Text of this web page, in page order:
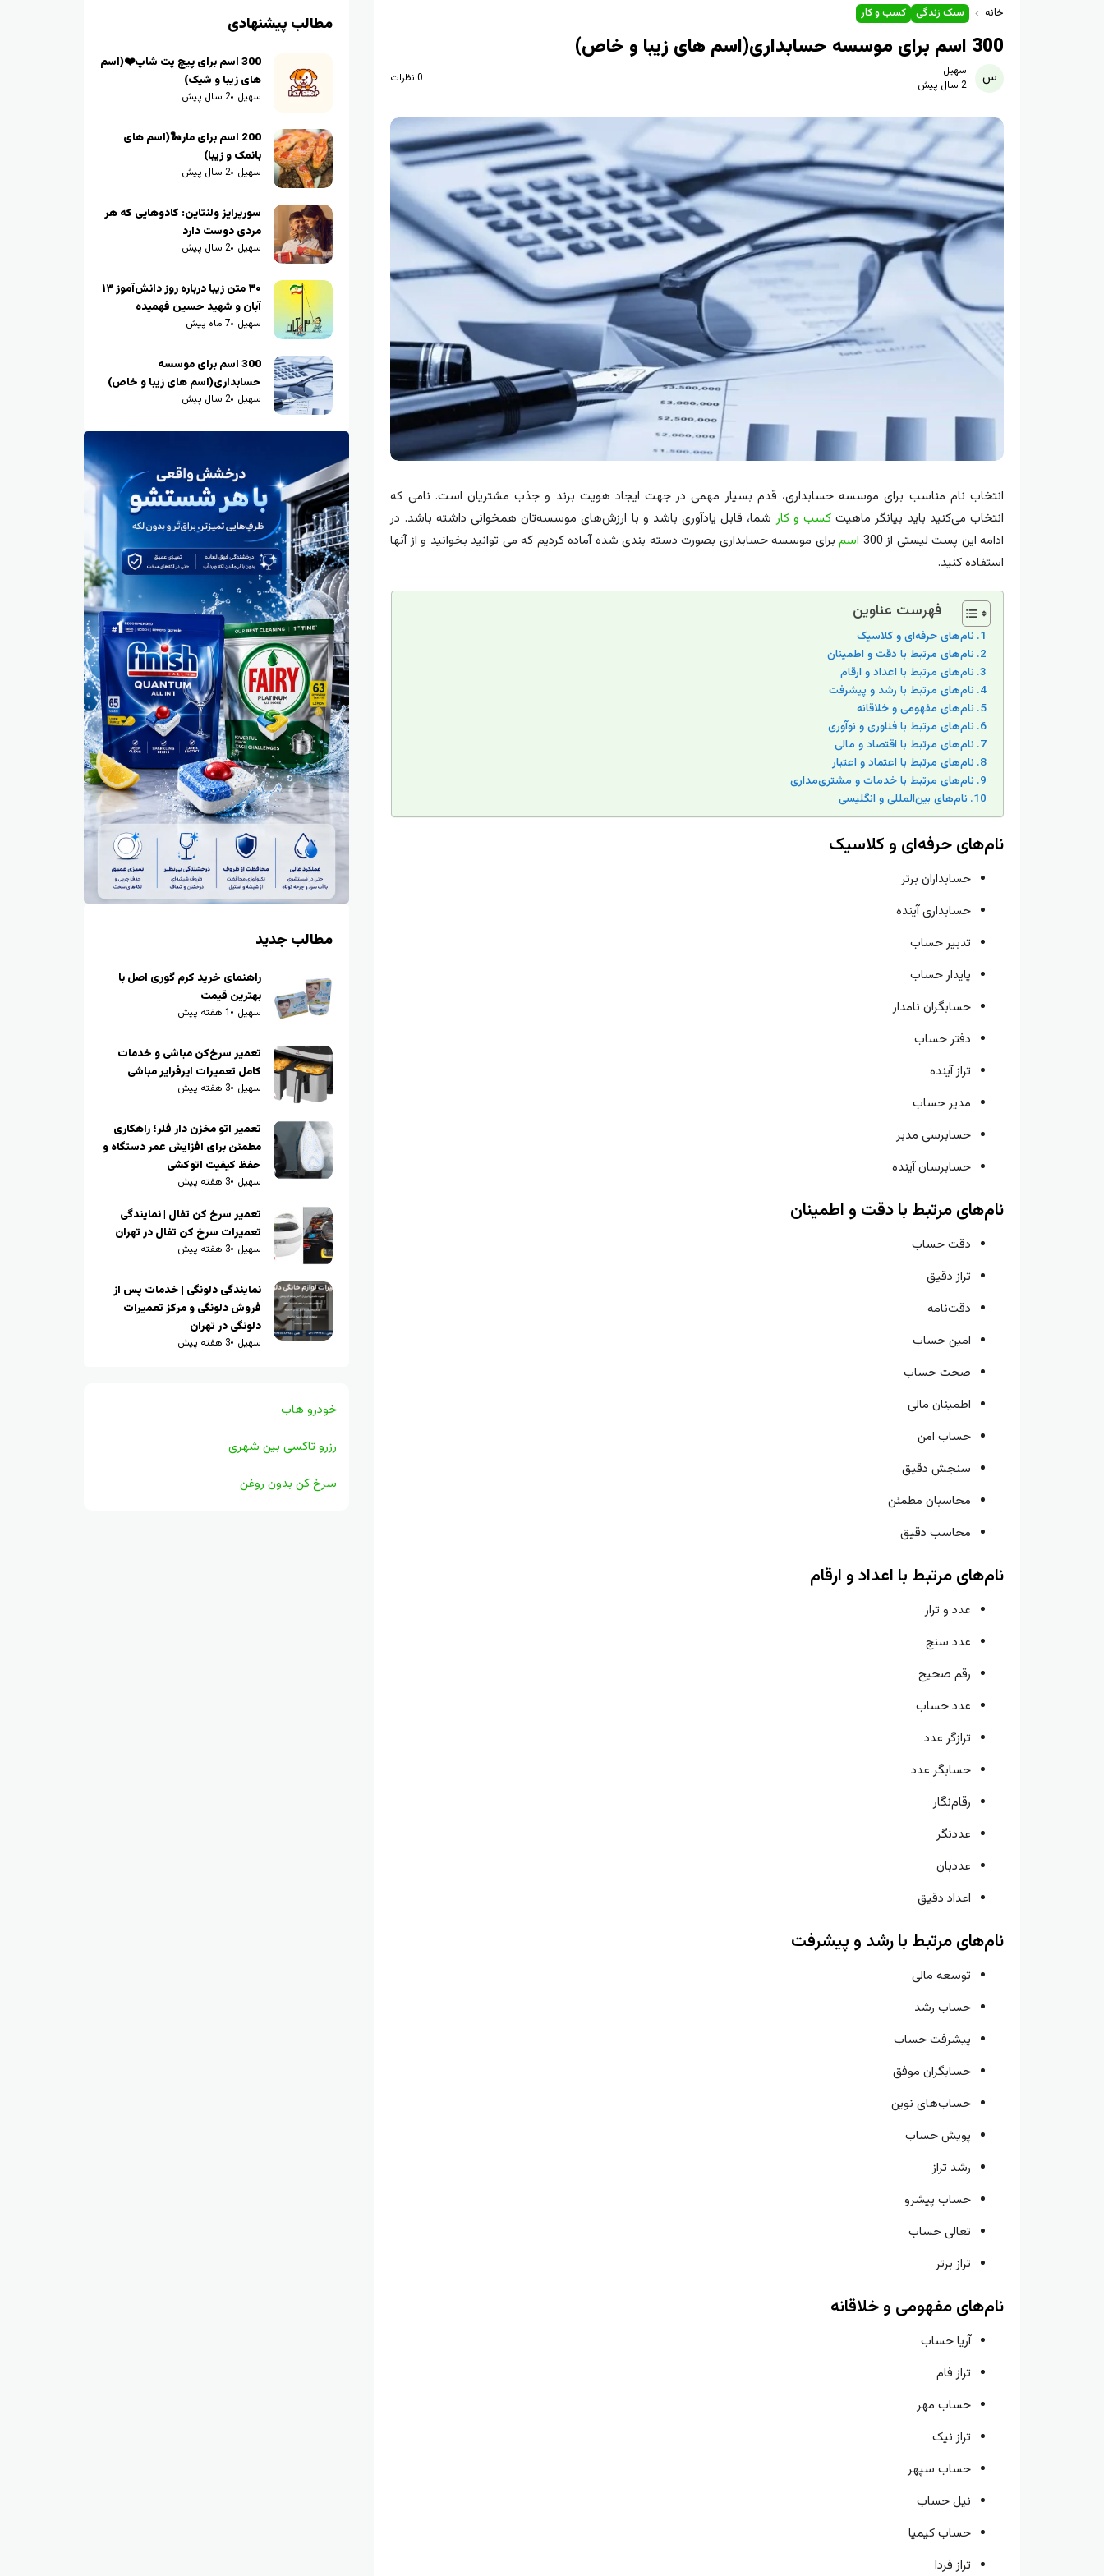
خانه سبک زندگی کسب و کار
300 اسم برای موسسه حسابداری(اسم های زیبا و خاص)
سهیل
2 سال پیش
0 نظرات
انتخاب نام مناسب برای موسسه حسابداری، قدم بسیار مهمی در جهت ایجاد هویت برند و جذب مشتریان است. نامی که
انتخاب می‌کنید باید بیانگر ماهیت کسب‌ و کارشما، قابل یادآوری باشد و با ارزش‌های موسسه‌تان همخوانی داشته باشد. در
ادامه این پست لیستی از 300
اسمبرای موسسه حسابداری بصورت دسته بندی شده آماده کردیم که می توانید بخوانید و از آنها
استفاده کنید.
فهرست عناوین
نام‌های حرفه‌ای و کلاسیک
نام‌های مرتبط با دقت و اطمینان
نام‌های مرتبط با اعداد و ارقام
نام‌های مرتبط با رشد و پیشرفت
نام‌های مفهومی و خلاقانه
نام‌های مرتبط با فناوری و نوآوری
نام‌های مرتبط با اقتصاد و مالی
نام‌های مرتبط با اعتماد و اعتبار
نام‌های مرتبط با خدمات و مشتری‌مداری
نام‌های بین‌المللی و انگلیسی
نام‌های حرفه‌ای و کلاسیک
حسابداران برتر
حسابداری آینده
تدبیر حساب
پایدار حساب
حسابگران نامدار
دفتر حساب
تراز آینده
مدیر حساب
حسابرسی مدبر
حسابرسان آینده
نام‌های مرتبط با دقت و اطمینان
دقت حساب
تراز دقیق
دقت‌نامه
امین حساب
صحت حساب
اطمینان مالی
حساب امن
سنجش دقیق
محاسبان مطمئن
محاسب دقیق
نام‌های مرتبط با اعداد و ارقام
عدد و تراز
عدد سنج
رقم صحیح
عدد حساب
ترازگر عدد
حسابگر عدد
رقام‌نگار
عددنگر
عددبان
اعداد دقیق
نام‌های مرتبط با رشد و پیشرفت
توسعه مالی
حساب رشد
پیشرفت حساب
حسابگران موفق
حساب‌های نوین
پویش حساب
رشد تراز
حساب پیشرو
تعالی حساب
تراز برتر
نام‌های مفهومی و خلاقانه
آریا حساب
تراز فام
حساب مهر
تراز نیک
حساب سپهر
نیل حساب
حساب کیمیا
تراز فردا
مطالب پیشنهادی
300 اسم برای پیچ پت شاپ❤️(اسم
های زیبا و شیک)
سهیل 2 سال پیش
200 اسم برای مار🐍(اسم های
بانمک و زیبا)
سهیل 2 سال پیش
سورپرایز ولنتاین: کادوهایی که هر
مردی دوست دارد
سهیل 2 سال پیش
۳۰ متن زیبا درباره روز دانش‌آموز ۱۳
آبان و شهید حسین فهمیده
سهیل 7 ماه پیش
300 اسم برای موسسه
حسابداری(اسم های زیبا و خاص)
سهیل 2 سال پیش
مطالب جدید
راهنمای خرید کرم گوری اصل با
بهترین قیمت
سهیل 1 هفته پیش
تعمیر سرخ‌کن مباشی و خدمات
کامل تعمیرات ایرفرایر مباشی
سهیل 3 هفته پیش
تعمیر اتو مخزن دار فلر؛ راهکاری
مطمئن برای افزایش عمر دستگاه و
حفظ کیفیت اتوکشی
سهیل 3 هفته پیش
تعمیر سرخ کن تفال | نمایندگی
تعمیرات سرخ کن تفال در تهران
سهیل 3 هفته پیش
نمایندگی دلونگی | خدمات پس از
فروش دلونگی و مرکز تعمیرات
دلونگی در تهران
سهیل 3 هفته پیش
خودرو هاب
رزرو تاکسی بین شهری
سرخ کن بدون روغن